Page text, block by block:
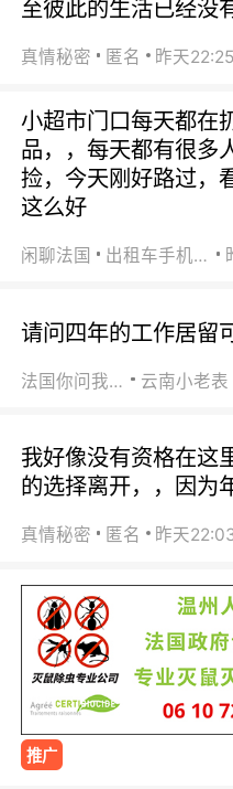
至彼此的生活已经没
真情秘密 匿名 昨天22:25
小超市门口每天都在
品，，每天都有很多
捡，今天刚好路过，
这么好
闲聊法国 出租车手机0626
请问四年的工作居留
法国你问我答 云南小老表
我好像没有资格在这
的选择离开，，因为
真情秘密 匿名 昨天
推广